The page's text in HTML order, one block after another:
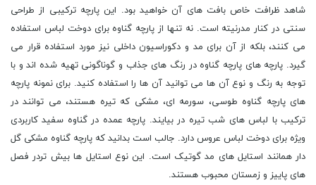
شاهد ظرافت خاص بافت های آن خواهید بود. این پارچه ترکیبی از طراحی
سنتی در کنار مدرنیته است. نه تنها از پارچه گناوه برای دوخت لباس استفاده
می کنند، بلکه از آن برای مد و دکوراسیون داخلی نیز مورد استفاده قرار می
گیرد. پارچه های پارچه گناوه در رنگ های جذاب و گوناگونی تهیه شده اند و با
توجه به رنگ و نوع آن ها می توانید آن ها را استفاده کنید. برای نمونه پارچه
های پارچه گناوه طوسی، سورمه ای، مشکی که تیره هستند، می توانند در
ترکیب با لباس های شب تیره در بیایند. پارچه عمده در گناوه سفید کاربردی
ویژه برای دوخت لباس عروس دارد. جالب است بدانید که پارچه گناوه مشکی گل
دار همانند استایل های مد گوتیک است. این نوع استایل ها بیش تردر فصل
های پاییز و زمستان محبوب هستند.